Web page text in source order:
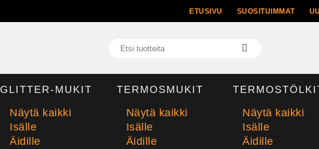
ETUSIVU SUOSITUIMMAT
GLITTER-MUKIT
Näytä kaikki
Isälle
Äidille
TERMOSMUKIT
Näytä kaikki
Isälle
Äidille
Näytä kaikki
Isälle
Äidille